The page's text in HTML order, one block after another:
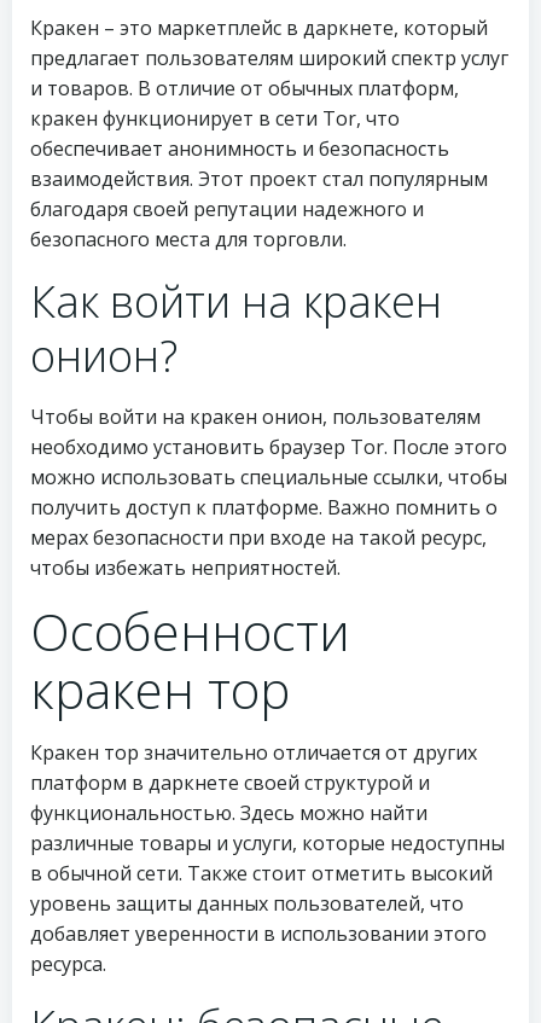
Кракен – это маркетплейс в даркнете, который
предлагает пользователям широкий спектр услуг
и товаров. В отличие от обычных платформ,
кракен функционирует в сети Tor, что
обеспечивает анонимность и безопасность
взаимодействия. Этот проект стал популярным
благодаря своей репутации надежного и
безопасного места для торговли.
Как войти на кракен
онион?
Чтобы войти на кракен онион, пользователям
необходимо установить браузер Tor. После этого
можно использовать специальные ссылки, чтобы
получить доступ к платформе. Важно помнить о
мерах безопасности при входе на такой ресурс,
чтобы избежать неприятностей.
Особенности
кракен тор
Кракен тор значительно отличается от других
платформ в даркнете своей структурой и
функциональностью. Здесь можно найти
различные товары и услуги, которые недоступны
в обычной сети. Также стоит отметить высокий
уровень защиты данных пользователей, что
добавляет уверенности в использовании этого
ресурса.